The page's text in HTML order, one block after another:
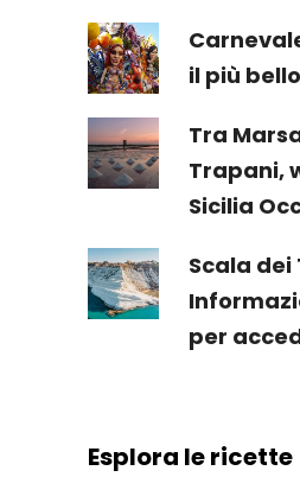
il più
Tra
Trapani,
Sicilia
Scala dei
per
Esplora le ricette